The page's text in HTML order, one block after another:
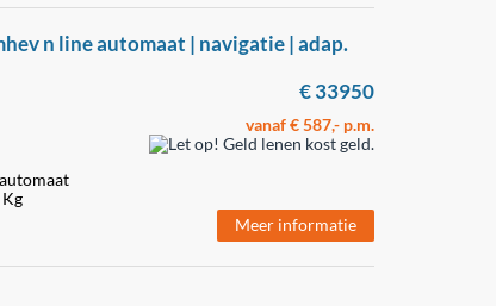
n line automaat | navigatie | adap.
€ 33950
vanaf € 587,- p.m.
Meer informatie